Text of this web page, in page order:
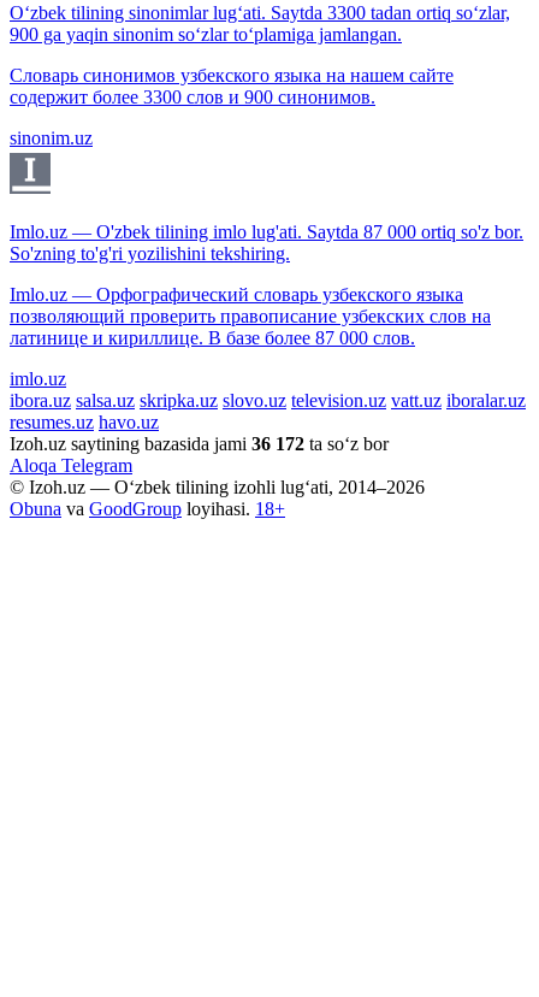
O‘zbek tilining sinonimlar lug‘ati. Saytda 3300 tadan ortiq so‘zlar,
900 ga yaqin sinonim so‘zlar to‘plamiga jamlangan.
Словарь синонимов узбекского языка на нашем сайте
содержит более 3300 слов и 900 синонимов.
sinonim.uz
Imlo.uz — O'zbek tilining imlo lug'ati. Saytda 87 000 ortiq so'z bor.
So'zning to'g'ri yozilishini tekshiring.
Imlo.uz — Орфографический словарь узбекского языка
позволяющий проверить правописание узбекских слов на
латинице и кириллице. В базе более 87 000 слов.
imlo.uz
ibora.uz salsa.uz skripka.uz slovo.uz television.uz vatt.uz iboralar.uz
resumes.uz havo.uz
Izoh.uz saytining bazasida jami 36 172 ta so‘z bor
Aloqa Telegram
© Izoh.uz — O‘zbek tilining izohli lug‘ati, 2014–2026
Obuna va GoodGroup loyihasi. 18+